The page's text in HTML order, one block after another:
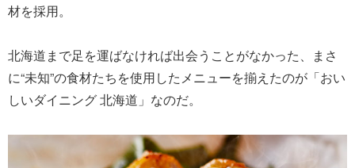
材を採用。
北海道まで足を運ばなければ出会うことがなかった、まさ
に“未知”の食材たちを使用したメニューを揃えたのが「おい
しいダイニング 北海道」なのだ。